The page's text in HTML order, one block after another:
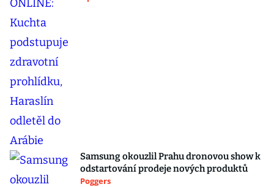
Samsung okouzlil Prahu dronovou show k
odstartování prodeje nových produktů
Poggers